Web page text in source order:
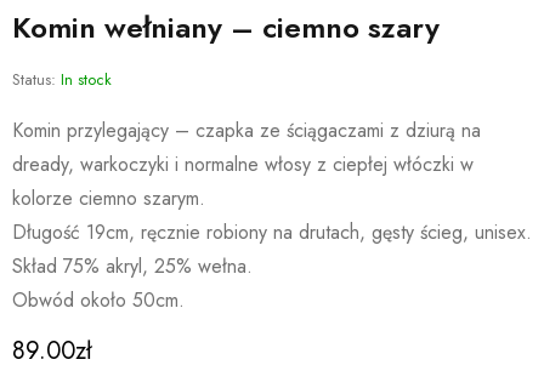
Komin wełniany – ciemno szary
Status: In stock
Komin przylegający – czapka ze ściągaczami z dziurą na
dready, warkoczyki i normalne włosy z ciepłej włóczki w
kolorze ciemno szarym.
Długość 19cm, ręcznie robiony na drutach, gęsty ścieg, unisex.
Skład 75% akryl, 25% wełna.
Obwód około 50cm.
89.00zł